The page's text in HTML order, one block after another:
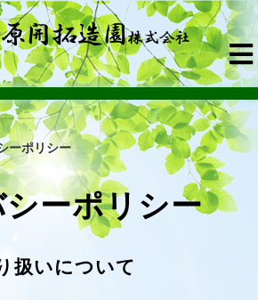
ーポリシー
ーポリシー
扱いについて